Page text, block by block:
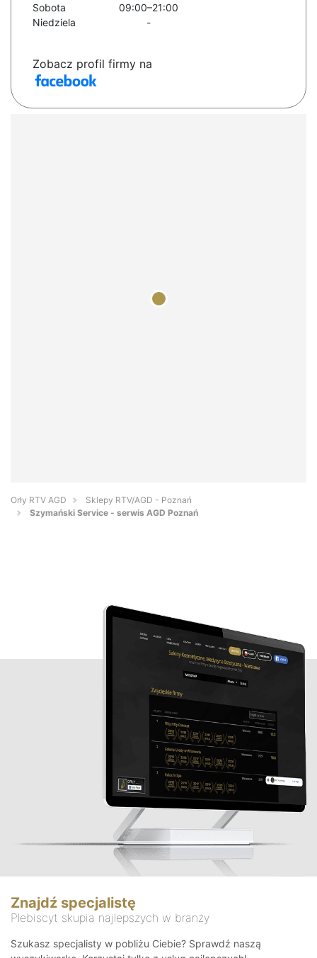
Sobota
09:00–21:00
Niedziela
-
Zobacz profil firmy na
Orły RTV AGD
Sklepy RTV/AGD - Poznań
Szymański Service - serwis AGD Poznań
Znajdź specjalistę
Plebiscyt skupia najlepszych w branży
Szukasz specjalisty w pobliżu Ciebie? Sprawdź naszą